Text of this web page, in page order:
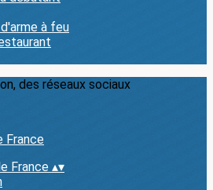
à feu
des réseaux sociaux
France ▴▾